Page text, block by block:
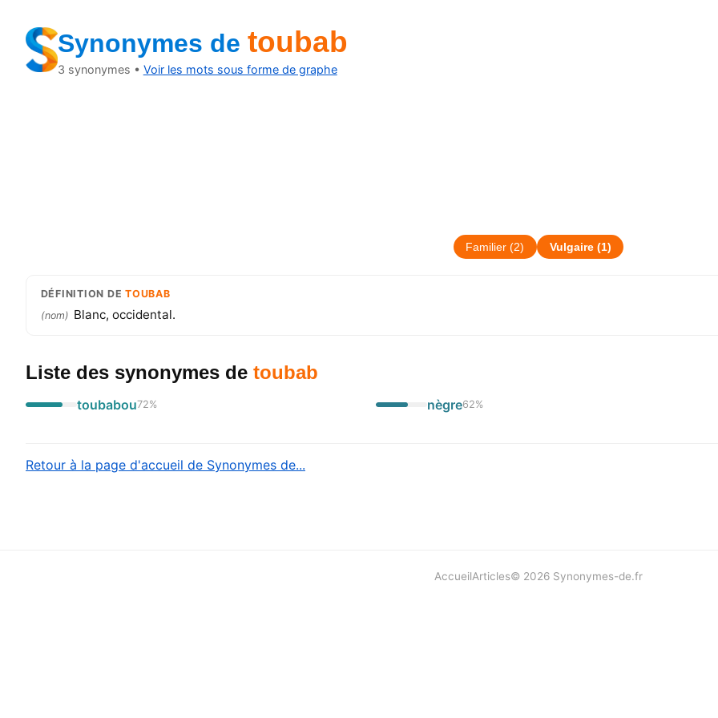
Synonymes de toubab
3 synonymes • Voir les mots sous forme de graphe
Familier (2) Vulgaire(1)
DÉFINITION DETOUBAB
(nom) Blanc, occidental.
Liste des synonymes de toubab
toubabou72% nègre62%
Retour à la page d'accueil de Synonymes de...
AccueilArticles© 2026 Synonymes-de.fr